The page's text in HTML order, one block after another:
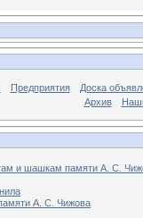
Предприятия
Доска
Архив
и шашкам памяти А. С.
А. С. Чижова